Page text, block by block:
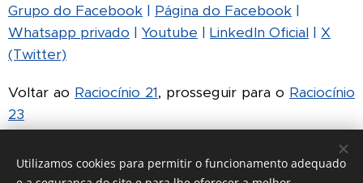
Grupo do Facebook | Página do Facebook |
Whatsapp privado | Youtube | LinkedIn Oficial | X
(Twitter)
Voltar ao Raciocínio 21, prosseguir para o Raciocínio
23
Utilizamos cookies para permitir o funcionamento adequado